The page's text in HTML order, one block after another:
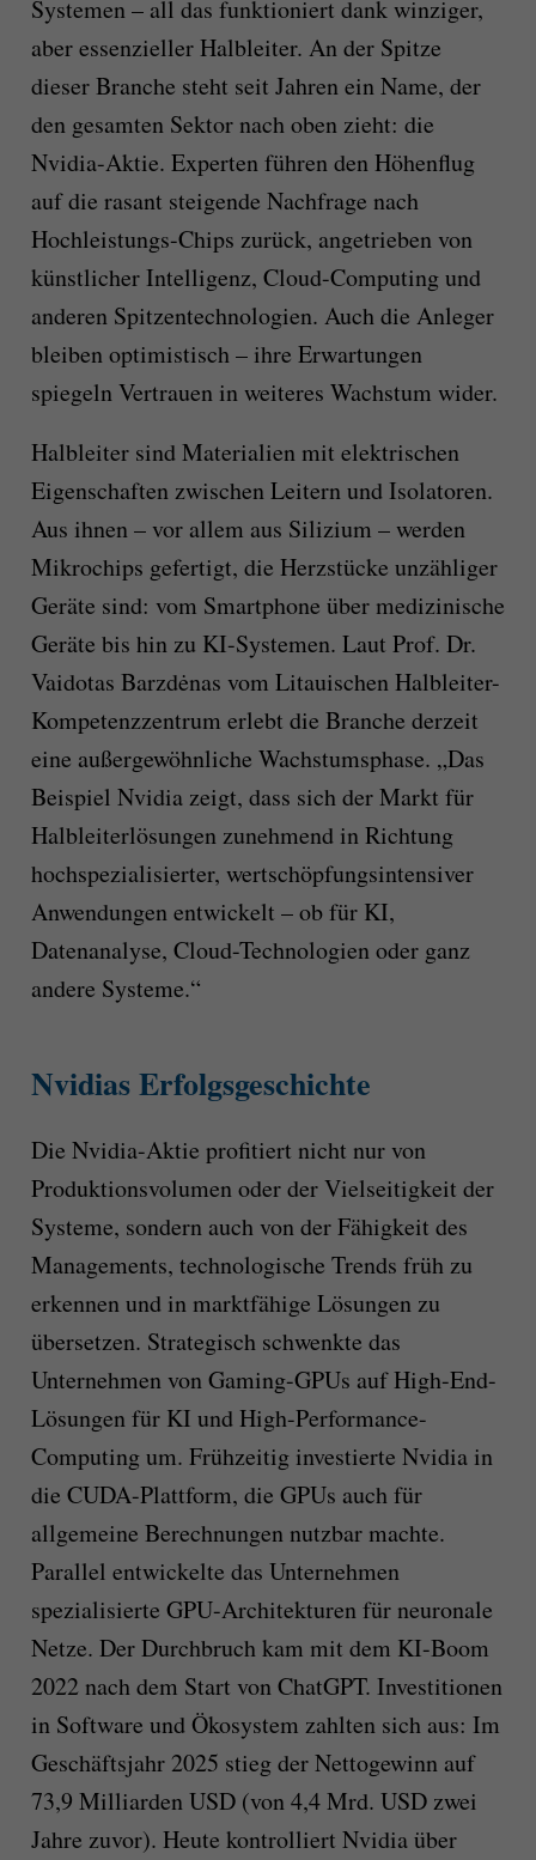
Systemen – all das funktioniert dank winziger,
aber essenzieller Halbleiter. An der Spitze
dieser Branche steht seit Jahren ein Name, der
den gesamten Sektor nach oben zieht: die
Nvidia-Aktie. Experten führen den Höhenflug
auf die rasant steigende Nachfrage nach
Hochleistungs-Chips zurück, angetrieben von
künstlicher Intelligenz, Cloud-Computing und
anderen Spitzentechnologien. Auch die Anleger
bleiben optimistisch – ihre Erwartungen
spiegeln Vertrauen in weiteres Wachstum wider.
Halbleiter sind Materialien mit elektrischen
Eigenschaften zwischen Leitern und Isolatoren.
Aus ihnen – vor allem aus Silizium – werden
Mikrochips gefertigt, die Herzstücke unzähliger
Geräte sind: vom Smartphone über medizinische
Geräte bis hin zu KI-Systemen. Laut Prof. Dr.
Vaidotas Barzdėnas vom Litauischen Halbleiter-
Kompetenzzentrum erlebt die Branche derzeit
eine außergewöhnliche Wachstumsphase. „Das
Beispiel Nvidia zeigt, dass sich der Markt für
Halbleiterlösungen zunehmend in Richtung
hochspezialisierter, wertschöpfungsintensiver
Anwendungen entwickelt – ob für KI,
Datenanalyse, Cloud-Technologien oder ganz
andere Systeme.“
Nvidias Erfolgsgeschichte
Die Nvidia-Aktie profitiert nicht nur von
Produktionsvolumen oder der Vielseitigkeit der
Systeme, sondern auch von der Fähigkeit des
Managements, technologische Trends früh zu
erkennen und in marktfähige Lösungen zu
übersetzen. Strategisch schwenkte das
Unternehmen von Gaming-GPUs auf High-End-
Lösungen für KI und High-Performance-
Computing um. Frühzeitig investierte Nvidia in
die CUDA-Plattform, die GPUs auch für
allgemeine Berechnungen nutzbar machte.
Parallel entwickelte das Unternehmen
spezialisierte GPU-Architekturen für neuronale
Netze. Der Durchbruch kam mit dem KI-Boom
2022 nach dem Start von ChatGPT. Investitionen
in Software und Ökosystem zahlten sich aus: Im
Geschäftsjahr 2025 stieg der Nettogewinn auf
73,9 Milliarden USD (von 4,4 Mrd. USD zwei
Jahre zuvor). Heute kontrolliert Nvidia über